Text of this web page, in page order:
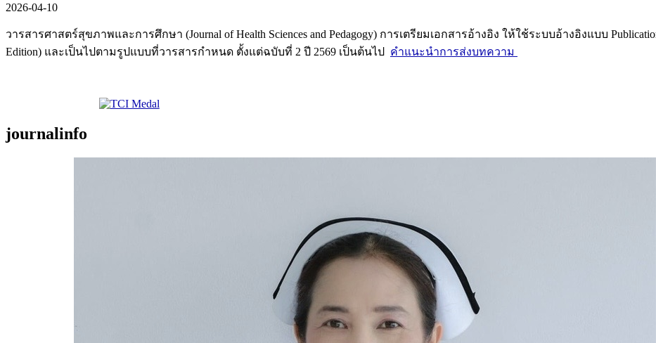
2026-04-10
วารสารศาสตร์สุขภาพและการศึกษา (Journal of Health Sciences and Pedagogy) การเตรียมเอกสารอ้างอิง ให้ใช้ระบบอ้างอิงแบบ Publication
Edition) และเป็นไปตามรูปแบบที่วารสารกำหนด ตั้งแต่ฉบับที่ 2 ปี 2569 เป็นต้นไป คำแนะนำการส่งบทความ
journalinfo